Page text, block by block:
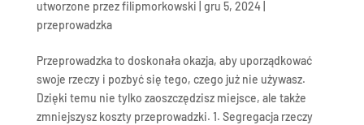
utworzone przezfilipmorkowski gru 5, 2024|
przeprowadzka
Przeprowadzka to doskonała okazja, aby uporządkować
swoje rzeczy i pozbyć się tego, czego już nie używasz.
Dzięki temu nie tylko zaoszczędzisz miejsce, ale także
zmniejszysz koszty przeprowadzki. 1. Segregacja rzeczy